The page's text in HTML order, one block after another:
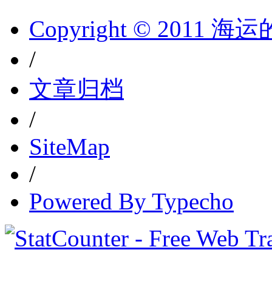
Copyright © 2011 海运
/
文章归档
/
SiteMap
/
Powered By Typecho